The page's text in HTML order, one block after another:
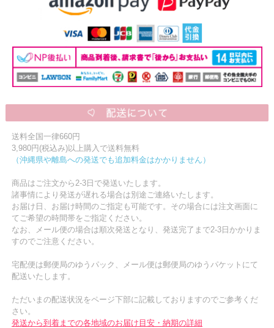
送料全国一律660円
3,980円(税込み)以上購入で送料無料
（沖縄県や離島への発送でも追加料金はかかりません）
商品はご注文から2-3日で発送いたします。
諸事情により発送が遅れる場合は別途ご連絡いたします。
お届け日、お届け時間のご指定も可能です。その場合には注文画面に
てご希望の時間帯をご指定ください。
なお、メール便の場合は順次発送となり、発送完了まで2-3日かかりま
すのでご注意ください。
宅配便は郵便局のゆうパック、メール便は郵便局のゆうパケットにて
配送いたします。
ただいまの配送状況をページ下部に記載しておりますのでご参考くだ
さい。
発送から到着までの各地域のお届け目安・納期の詳細